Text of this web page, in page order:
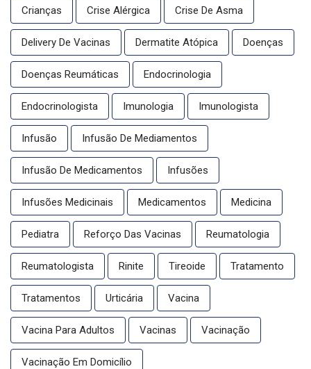
Crianças Crise Alérgica Crise De Asma
Delivery De Vacinas Dermatite Atópica Doenças
Doenças Reumáticas Endocrinologia
Endocrinologista Imunologia Imunologista
Infusão Infusão De Mediamentos
Infusão De Medicamentos Infusões
Infusões Medicinais Medicamentos Medicina
Pediatra Reforço Das Vacinas Reumatologia
Reumatologista Rinite Tireoide Tratamento
Tratamentos Urticária Vacina
Vacina Para Adultos Vacinas Vacinação
Vacinação Em Domicílio